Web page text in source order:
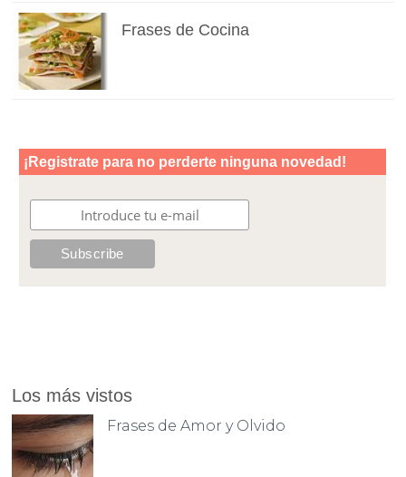
Frases de Cocina
Los más vistos
Frases de Amor y Olvido